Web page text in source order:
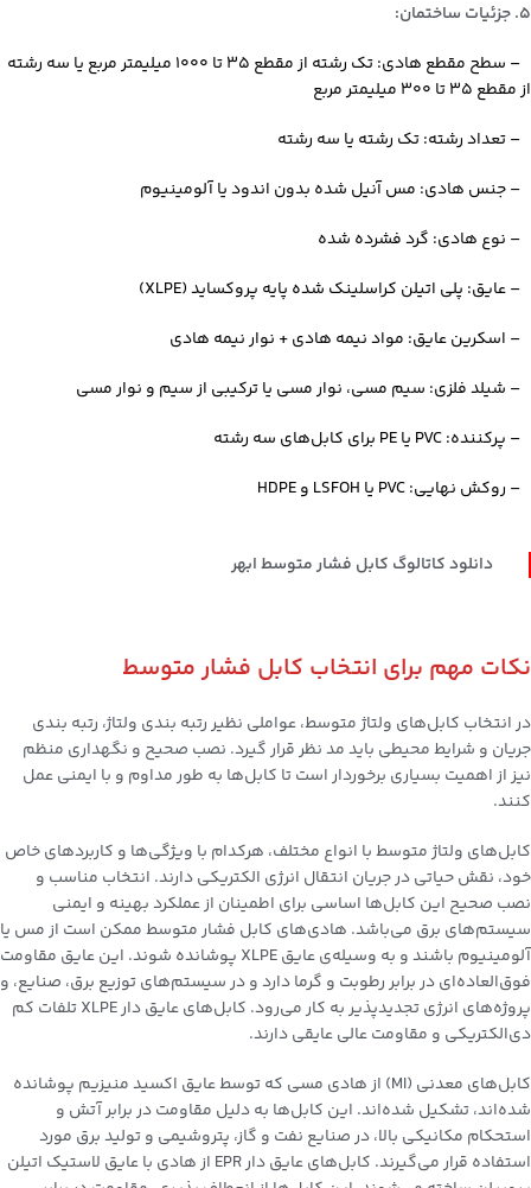
5. جزئیات ساختمان:
– سطح مقطع هادی: تک رشته از مقطع ۳۵ تا ۱۰۰۰ میلیمتر مربع یا سه رشته
از مقطع ۳۵ تا ۳۰۰ میلیمتر مربع
– تعداد رشته: تک رشته یا سه رشته
– جنس هادی: مس آنیل شده بدون اندود یا آلومینیوم
– نوع هادی: گرد فشرده شده
– عایق: پلی اتیلن کراسلینک شده پایه پروکساید (XLPE)
– اسکرین عایق: مواد نیمه هادی + نوار نیمه هادی
– شیلد فلزی: سیم مسی، نوار مسی یا ترکیبی از سیم و نوار مسی
– پرکننده: PVC یا PE برای کابل‌های سه رشته
– روکش نهایی: PVC یا LSFOH و HDPE
دانلود کاتالوگ کابل فشار متوسط ابهر
نکات مهم برای انتخاب کابل فشار متوسط
در انتخاب کابل‌های ولتاژ متوسط، عواملی نظیر رتبه بندی ولتاژ، رتبه بندی
جریان و شرایط محیطی باید مد نظر قرار گیرد. نصب صحیح و نگهداری منظم
نیز از اهمیت بسیاری برخوردار است تا کابل‌ها به طور مداوم و با ایمنی عمل
کنند.
کابل‌های ولتاژ متوسط با انواع مختلف، هرکدام با ویژگی‌ها و کاربردهای خاص
خود، نقش حیاتی در جریان انتقال انرژی الکتریکی دارند. انتخاب مناسب و
نصب صحیح این کابل‌ها اساسی برای اطمینان از عملکرد بهینه و ایمنی
سیستم‌های برق می‌باشد. هادی‌های کابل فشار متوسط ممکن است از مس یا
آلومینیوم باشند و به وسیله‌ی عایق XLPE پوشانده شوند. این عایق مقاومت
فوق‌العاده‌ای در برابر رطوبت و گرما دارد و در سیستم‌های توزیع برق، صنایع، و
پروژه‌های انرژی تجدیدپذیر به کار می‌رود. کابل‌های عایق دار XLPE تلفات کم
دی‌الکتریکی و مقاومت عالی عایقی دارند.
کابل‌های معدنی (MI) از هادی مسی که توسط عایق اکسید منیزیم پوشانده
شده‌اند، تشکیل شده‌اند. این کابل‌ها به دلیل مقاومت در برابر آتش و
استحکام مکانیکی بالا، در صنایع نفت و گاز، پتروشیمی و تولید برق مورد
استفاده قرار می‌گیرند. کابل‌های عایق دار EPR از هادی با عایق لاستیک اتیلن